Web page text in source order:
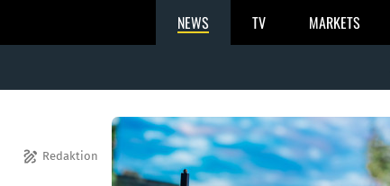
NEWS TV MARKETS
draw Redaktion